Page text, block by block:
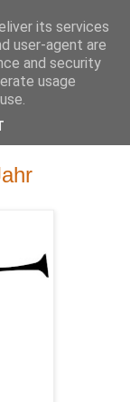
its services
user-agent are
and security
usage